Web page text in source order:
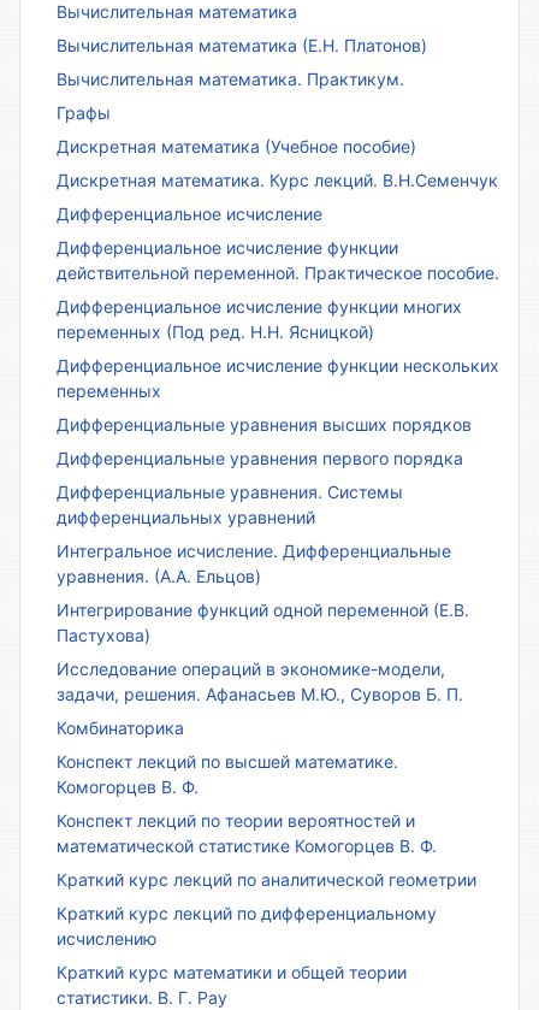
Вычислительная математика
Вычислительная математика (Е.Н. Платонов)
Вычислительная математика. Практикум.
Графы
Дискретная математика (Учебное пособие)
Дискретная математика. Курс лекций. В.Н.Семенчук
Дифференциальное исчисление
Дифференциальное исчисление функции
действительной переменной. Практическое пособие.
Дифференциальное исчисление функции многих
переменных (Под ред. Н.Н. Ясницкой)
Дифференциальное исчисление функции нескольких
переменных
Дифференциальные уравнения высших порядков
Дифференциальные уравнения первого порядка
Дифференциальные уравнения. Системы
дифференциальных уравнений
Интегральное исчисление. Дифференциальные
уравнения. (А.А. Ельцов)
Интегрирование функций одной переменной (Е.В.
Пастухова)
Исследование операций в экономике-модели,
задачи, решения. Афанасьев М.Ю., Суворов Б. П.
Комбинаторика
Конспект лекций по высшей математике.
Комогорцев В. Ф.
Конспект лекций по теории вероятностей и
математической статистике Комогорцев В. Ф.
Краткий курс лекций по аналитической геометрии
Краткий курс лекций по дифференциальному
исчислению
Краткий курс математики и общей теории
статистики. В. Г. Рау